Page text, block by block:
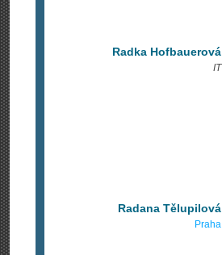
Radka Hofbauerová
IT
Radana Tělupilová
Praha